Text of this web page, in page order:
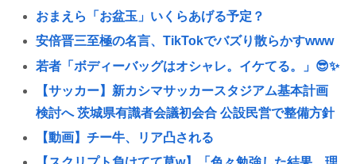
おまえら「お盆玉」いくらあげる予定？
安倍晋三至極の名言、TikTokでバズり散らかすwww
若者「ボディーバッグはオシャレ。イケてる。」😎✨
【サッカー】新カシマサッカースタジアム基本計画
検討へ 茨城県有識者会議初会合 公設民営で整備方針
【動画】チー牛、リア凸される